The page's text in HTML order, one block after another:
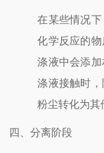
在某些情况
化学反应的
涤液中会添
涤液接触时
粉尘转化为其
四、分离阶段